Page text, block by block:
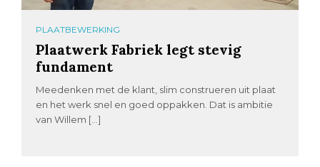
PLAATBEWERKING
Plaatwerk Fabriek legt stevig
fundament
Meedenken met de klant, slim construeren uit plaat
en het werk snel en goed oppakken. Dat is ambitie
van Willem […]